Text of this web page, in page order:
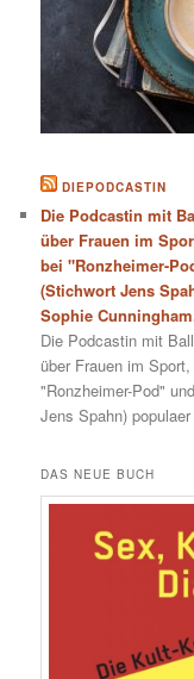
DIEPODCASTIN
Die Podcastin mit
über Frauen im
bei "Ronzheimer-
(Stichwort Jens
Sophie
Die Podcastin mit
über Frauen im
"Ronzheimer-Pod"
Jens Spahn)
DAS NEUE BUCH